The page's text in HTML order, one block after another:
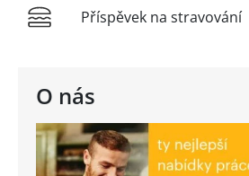
O nás
Příspěvek na stravování